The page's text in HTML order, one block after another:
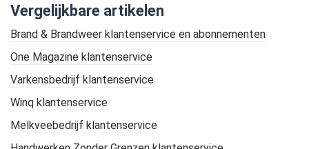
Vergelijkbare artikelen
Brand & Brandweer klantenservice en abonnementen
One Magazine klantenservice
Varkensbedrijf klantenservice
Winq klantenservice
Melkveebedrijf klantenservice